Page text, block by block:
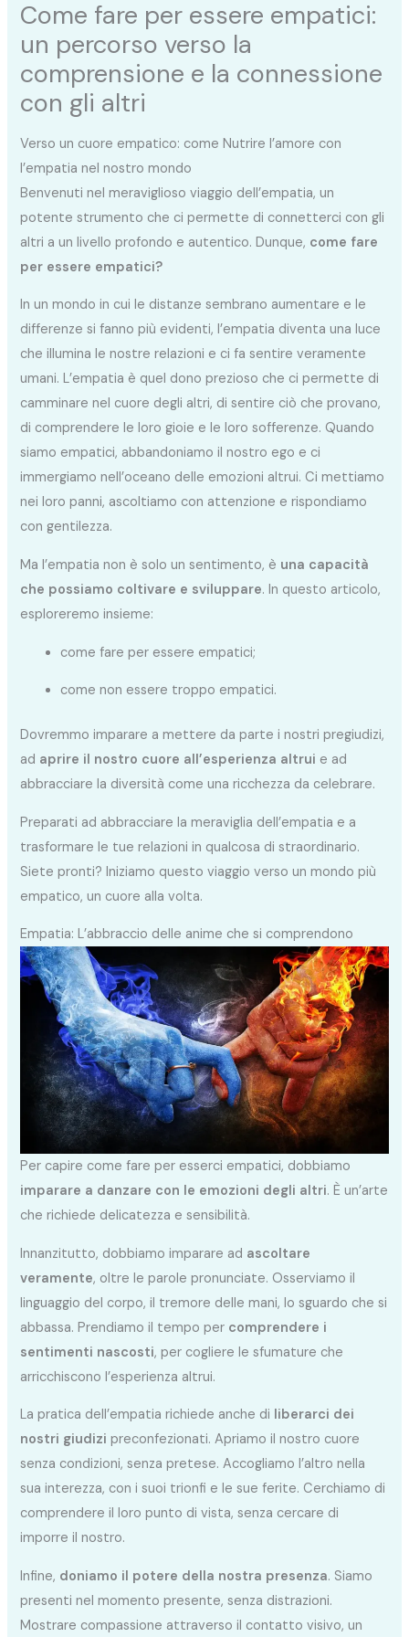
Come fare per essere empatici:
un percorso verso la
comprensione e la connessione
con gli altri
Verso un cuore empatico: come Nutrire l’amore con
l’empatia nel nostro mondo
Benvenuti nel meraviglioso viaggio dell’empatia, un
potente strumento che ci permette di connetterci con gli
altri a un livello profondo e autentico. Dunque, come fare
per essere empatici?
In un mondo in cui le distanze sembrano aumentare e le
differenze si fanno più evidenti, l’empatia diventa una luce
che illumina le nostre relazioni e ci fa sentire veramente
umani. L’empatia è quel dono prezioso che ci permette di
camminare nel cuore degli altri, di sentire ciò che provano,
di comprendere le loro gioie e le loro sofferenze. Quando
siamo empatici, abbandoniamo il nostro ego e ci
immergiamo nell’oceano delle emozioni altrui. Ci mettiamo
nei loro panni, ascoltiamo con attenzione e rispondiamo
con gentilezza.
Ma l’empatia non è solo un sentimento, è una capacità
che possiamo coltivare e sviluppare. In questo articolo,
esploreremo insieme:
come fare per essere empatici;
come non essere troppo empatici.
Dovremmo imparare a mettere da parte i nostri pregiudizi,
ad aprire il nostro cuore all’esperienza altrui e ad
abbracciare la diversità come una ricchezza da celebrare.
Preparati ad abbracciare la meraviglia dell’empatia e a
trasformare le tue relazioni in qualcosa di straordinario.
Siete pronti? Iniziamo questo viaggio verso un mondo più
empatico, un cuore alla volta.
Empatia: L’abbraccio delle anime che si comprendono
Per capire come fare per esserci empatici, dobbiamo
imparare a danzare con le emozioni degli altri. È un’arte
che richiede delicatezza e sensibilità.
Innanzitutto, dobbiamo imparare ad ascoltare
veramente, oltre le parole pronunciate. Osserviamo il
linguaggio del corpo, il tremore delle mani, lo sguardo che si
abbassa. Prendiamo il tempo per comprendere i
sentimenti nascosti, per cogliere le sfumature che
arricchiscono l’esperienza altrui.
La pratica dell’empatia richiede anche di liberarci dei
nostri giudizi preconfezionati. Apriamo il nostro cuore
senza condizioni, senza pretese. Accogliamo l’altro nella
sua interezza, con i suoi trionfi e le sue ferite. Cerchiamo di
comprendere il loro punto di vista, senza cercare di
imporre il nostro.
Infine, doniamo il potere della nostra presenza. Siamo
presenti nel momento presente, senza distrazioni.
Mostrare compassione attraverso il contatto visivo, un